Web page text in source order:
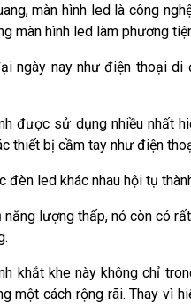
màn hình led là công
màn hình led làm phương
ngày nay như điện thoại
được sử dụng nhiều nhất
thiết bị cầm tay như điện
đèn led khác nhau hội tụ
lượng thấp, nó còn có
khắt khe này không chỉ
một cách rộng rãi. Thay vì